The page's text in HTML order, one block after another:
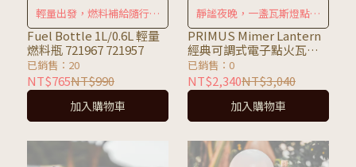
輕量出發，燃料補給隨行無
憂！
Fuel Bottle 1L/0.6L 輕量
燃料瓶 721967 721957
已銷售：20
NT$765NT$990
加入購物車
靜謐夜晚，一盞瓦斯燈點亮
營地！
PRIMUS Mimer Lantern
經典可調式電子點火瓦斯
燈330流明 226993
已銷售：0
NT$2,340NT$3,040
加入購物車